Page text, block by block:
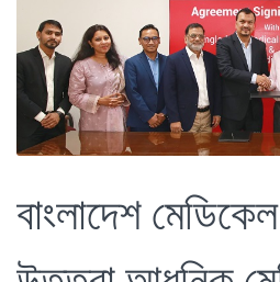
বাংলাদেশ